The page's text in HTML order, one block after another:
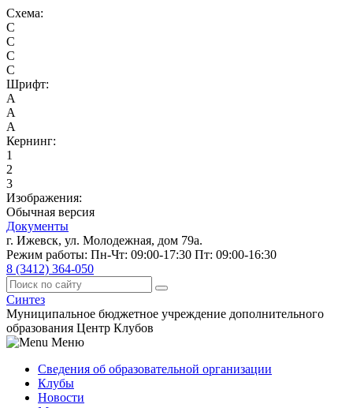
Схема:
C
C
C
C
Шрифт:
A
A
A
Кернинг:
1
2
3
Изображения:
Обычная версия
Документы
г. Ижевск, ул. Молодежная, дом 79а.
Режим работы: Пн-Чт: 09:00-17:30 Пт: 09:00-16:30
8 (3412) 364-050
Синтез
Муниципальное бюджетное учреждение дополнительного
образования Центр Клубов
Меню
Сведения об образовательной организации
Клубы
Новости